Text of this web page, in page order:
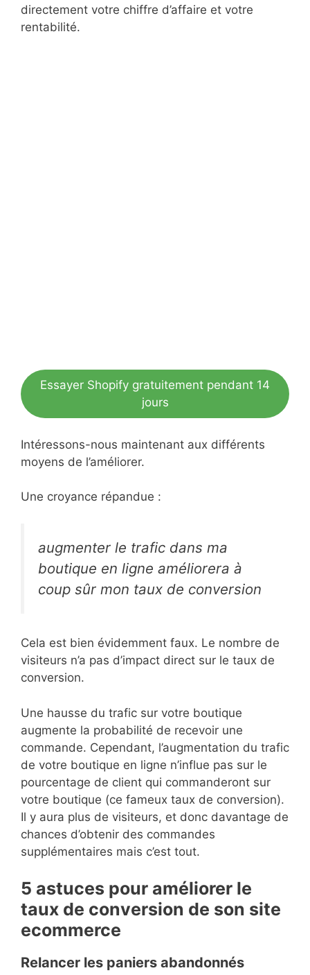
directement votre chiffre d’affaire et votre
rentabilité.
Essayer Shopify gratuitement pendant 14
jours
Intéressons-nous maintenant aux différents
moyens de l’améliorer.
Une croyance répandue :
augmenter le trafic dans ma
boutique en ligne améliorera à
coup sûr mon taux de conversion
Cela est bien évidemment faux. Le nombre de
visiteurs n’a pas d’impact direct sur le taux de
conversion.
Une hausse du trafic sur votre boutique
augmente la probabilité de recevoir une
commande. Cependant, l’augmentation du trafic
de votre boutique en ligne n’influe pas sur le
pourcentage de client qui commanderont sur
votre boutique (ce fameux taux de conversion).
Il y aura plus de visiteurs, et donc davantage de
chances d’obtenir des commandes
supplémentaires mais c’est tout.
5 astuces pour améliorer le
taux de conversion de son site
ecommerce
Relancer les paniers abandonnés